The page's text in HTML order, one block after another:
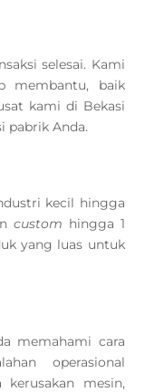
selesai. Kami
membantu, baik
kami di Bekasi
pabrik Anda.
kecil hingga
custom hingga 1
yang luas untuk
memahami cara
operasional
mesin,